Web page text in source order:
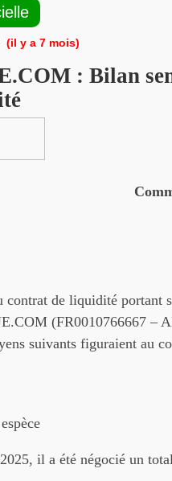
(il y a 7 mois)
: Bilan
contrat de liquidité portant
(FR0010766667 –
suivants figuraient au
il a été négocié un